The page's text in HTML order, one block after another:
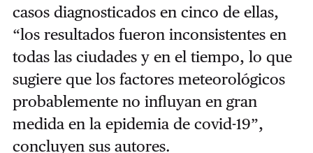
casos diagnosticados en cinco de ellas,
“los resultados fueron inconsistentes en
todas las ciudades y en el tiempo, lo que
sugiere que los factores meteorológicos
probablemente no influyan en gran
medida en la epidemia de covid-19”,
concluyen sus autores.